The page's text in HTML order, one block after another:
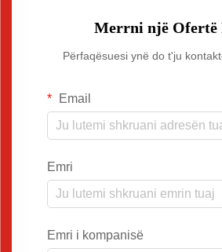
Merrni një Ofertë
Përfaqësuesi ynë do t'ju
Email
Emri
Emri i kompanisë